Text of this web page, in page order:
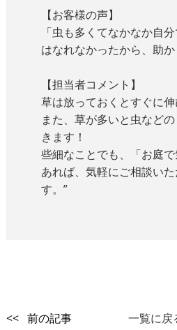
【お客様の声】
「虫も多くてなかなか自
はなれなかったから、助か
【担当者コメント】
草は放っておくとすぐに伸
また、草が多いと虫など
きます！
些細なことでも、「お庭
あれば、気軽にご相談い
す。”
<< 前の記事 一覧に戻